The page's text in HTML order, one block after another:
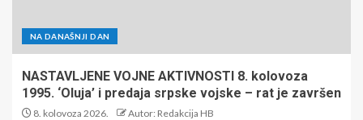
NA DANAŠNJI DAN
UBOJICA-PUNIŠA RAČIĆ Na današnji dan 8. kolovoza
1928. Stjepan Radić – smrt vođe Hrvata od
posljedica atentata u beogradskoj Skupštini